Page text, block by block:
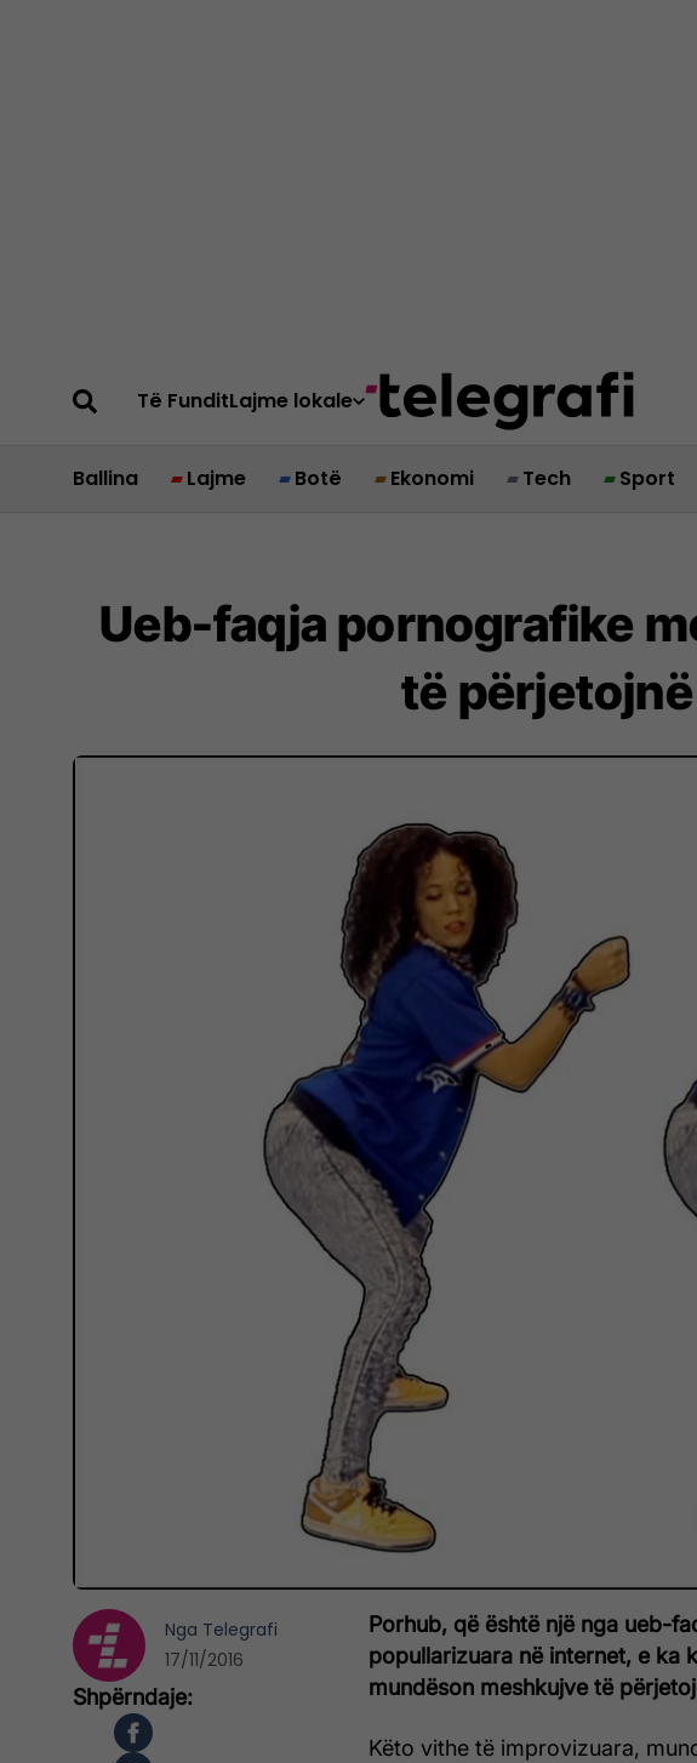
Të FunditLajme lokale
Ballina Lajme Botë Ekonomi Tech Sport
Ueb-faqja pornografike
të
Porhub, që është një nga ueb-
popullarizuara në internet, e ka
mundëson meshkujve të
Këto vithe të improvizuara,
Nga Telegrafi
17/11/2016